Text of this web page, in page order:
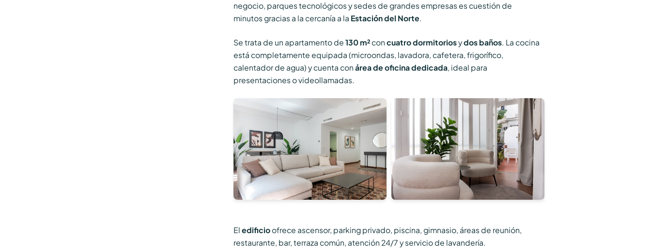
negocio, parques tecnológicos y sedes de grandes empresas es cuestión de
minutos gracias a la cercanía a la Estación del Norte.
Se trata de un apartamento de 130 m²con cuatro dormitoriosydos baños. La cocina
está completamente equipada (microondas, lavadora, cafetera, frigorífico,
calentador de agua) y cuenta con área de oficina dedicada, ideal para
presentaciones o videollamadas.
El edificioofrece ascensor, parking privado, piscina, gimnasio, áreas de reunión,
restaurante, bar, terraza común, atención 24/7 y servicio de lavandería.